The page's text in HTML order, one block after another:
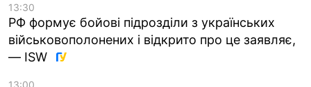
13:30
РФ формує бойові підрозділи з українських
військовополонених і відкрито про це заявляє,
— ISW
13:00